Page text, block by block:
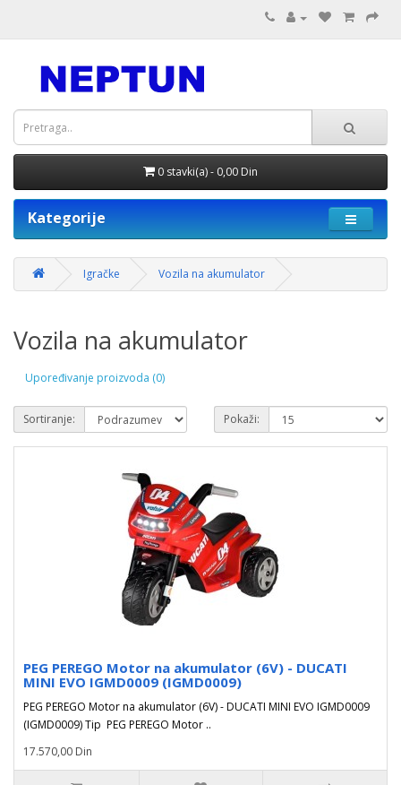
0 stavki(a) - 0,00 Din
Kategorije
Igračke Vozila na akumulator
Vozila na akumulator
Upoređivanje proizvoda (0)
Sortiranje: Pokaži:
PEG PEREGO Motor na akumulator (6V) - DUCATI
MINI EVO IGMD0009 (IGMD0009)
PEG PEREGO Motor na akumulator (6V) - DUCATI MINI EVO IGMD0009
(IGMD0009) Tip PEG PEREGO Motor ..
17.570,00 Din